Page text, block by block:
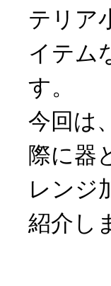
テリア
イテム
す。
今回は
際に器
レンジ
紹介し